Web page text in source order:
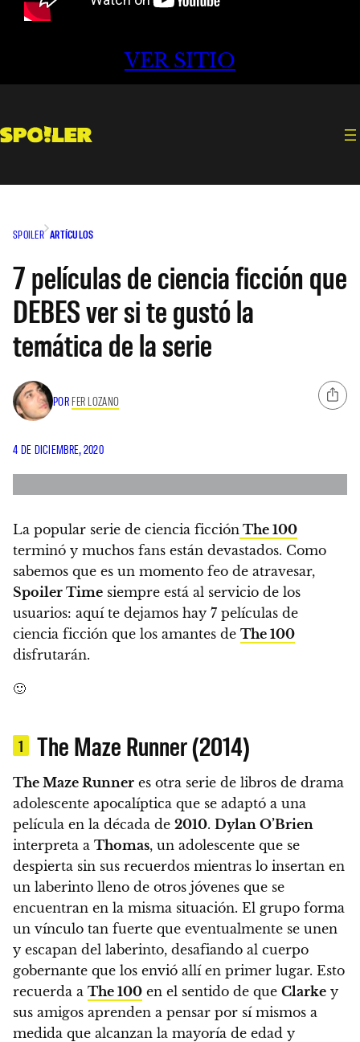
VER SITIO
SPOILER ARTÍCULOS
7 películas de ciencia ficción que
DEBES ver si te gustó la
temática de la serie
POR FER LOZANO
4 DE DICIEMBRE, 2020
La popular serie de ciencia ficción The 100
terminó y muchos fans están devastados. Como
sabemos que es un momento feo de atravesar,
Spoiler Time siempre está al servicio de los
usuarios: aquí te dejamos hay 7 películas de
ciencia ficción que los amantes de The 100
disfrutarán.
🙂
1 The Maze Runner (2014)
The Maze Runner es otra serie de libros de drama
adolescente apocalíptica que se adaptó a una
película en la década de 2010. Dylan O’Brien
interpreta a Thomas, un adolescente que se
despierta sin sus recuerdos mientras lo insertan en
un laberinto lleno de otros jóvenes que se
encuentran en la misma situación. El grupo forma
un vínculo tan fuerte que eventualmente se unen
y escapan del laberinto, desafiando al cuerpo
gobernante que los envió allí en primer lugar. Esto
recuerda a The 100 en el sentido de que Clarke y
sus amigos aprenden a pensar por sí mismos a
medida que alcanzan la mayoría de edad y